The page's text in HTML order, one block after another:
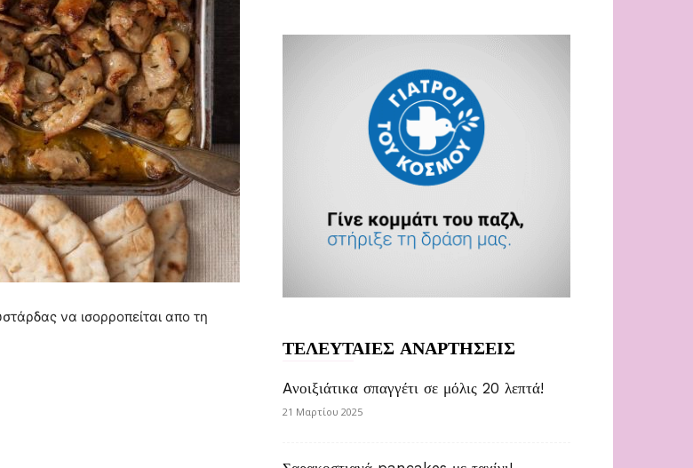
να ισορροπείται απο τη
ΤΕΛΕΥΤΑΙΕΣ ΑΝΑΡΤΗΣΕΙΣ
Aνοιξιάτικα σπαγγέτι σε μόλις 20 λεπτά!
21 Μαρτίου 2025